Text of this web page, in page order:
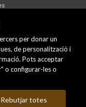
per donar un
de personalització i
Pots acceptar
o configurar-les o
Rebutjar totes